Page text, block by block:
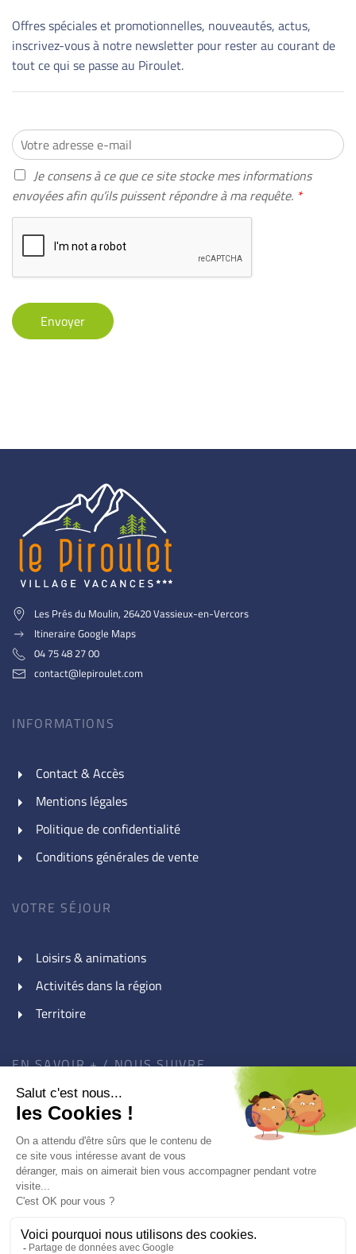
Offres spéciales et promotionnelles, nouveautés, actus,
inscrivez-vous à notre newsletter pour rester au courant de
tout ce qui se passe au Piroulet.
M
o
n
e
-
m
*
A
c
o
D
*
Je consens à ce que ce site stocke mes informations
envoyées afin qu’ils puissent répondre à ma requête. *
Envoyer
Les Prés du Moulin, 26420 Vassieux-en-Vercors
Itineraire Google Maps
04 75 48 27 00
contact@lepiroulet.com
INFORMATIONS
Contact & Accès
Mentions légales
Politique de confidentialité
Conditions générales de vente
VOTRE SÉJOUR
Loisirs & animations
Activités dans la région
Territoire
EN SAVOIR + / NOUS SUIVRE
A propos : Association Le Piroulet
Galerie Photos / Vidéos
Nos partenaires